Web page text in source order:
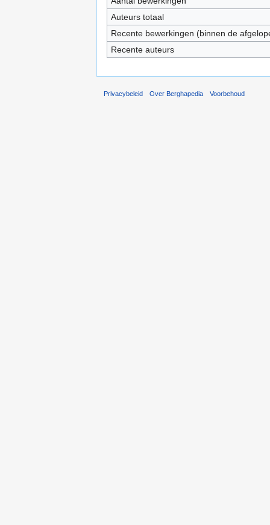
Auteurs totaal
Recente bewerkingen (binnen de
Recente auteurs
Privacybeleid Over Berghapedia Voorbehoud